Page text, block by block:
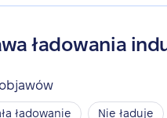
ładowania
ładowanie Nie ładuje